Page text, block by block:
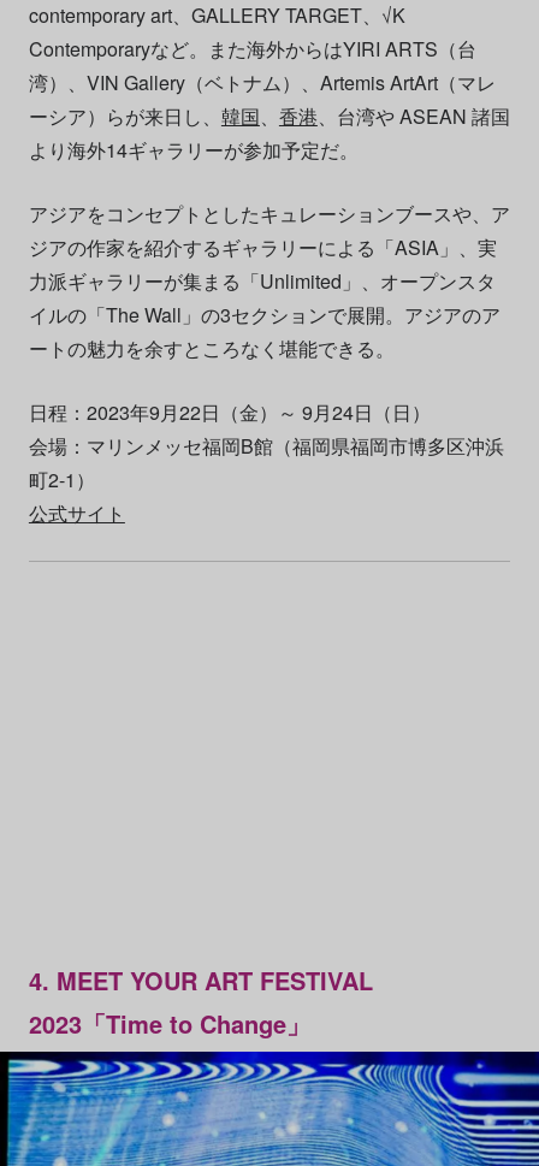
contemporary art、GALLERY TARGET、√K
Contemporaryなど。また海外からはYIRI ARTS（台
湾）、VIN Gallery（ベトナム）、Artemis ArtArt（マレ
ーシア）らが来日し、 韓国、 香港、台湾や ASEAN 諸国
より海外14ギャラリーが参加予定だ。
アジアをコンセプトとしたキュレーションブースや、ア
ジアの作家を紹介するギャラリーによる「ASIA」、実
力派ギャラリーが集まる「Unlimited」、オープンスタ
イルの「The Wall」の3セクションで展開。アジアのア
ートの魅力を余すところなく堪能できる。
日程：2023年9月22日（金）～ 9月24日（日）
会場：マリンメッセ福岡B館（福岡県福岡市博多区沖浜
町2-1）
公式サイト
4. MEET YOUR ART FESTIVAL
2023「Time to Change」